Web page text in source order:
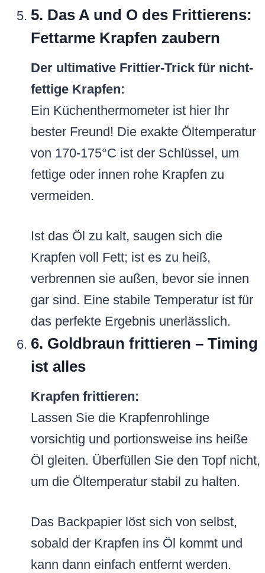
5. Das A und O des Frittierens:
Fettarme Krapfen zaubern
Der ultimative Frittier-Trick für nicht-
fettige Krapfen:
Ein Küchenthermometer ist hier Ihr
bester Freund! Die exakte Öltemperatur
von 170-175°C ist der Schlüssel, um
fettige oder innen rohe Krapfen zu
vermeiden.
Ist das Öl zu kalt, saugen sich die
Krapfen voll Fett; ist es zu heiß,
verbrennen sie außen, bevor sie innen
gar sind. Eine stabile Temperatur ist für
das perfekte Ergebnis unerlässlich.
6. Goldbraun frittieren – Timing
ist alles
Krapfen frittieren:
Lassen Sie die Krapfenrohlinge
vorsichtig und portionsweise ins heiße
Öl gleiten. Überfüllen Sie den Topf nicht,
um die Öltemperatur stabil zu halten.
Das Backpapier löst sich von selbst,
sobald der Krapfen ins Öl kommt und
kann dann einfach entfernt werden.